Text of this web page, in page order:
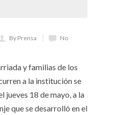
By Prensa
No
y familias de los
a la institución se
jueves 18 de mayo, a la
que se desarrolló en el